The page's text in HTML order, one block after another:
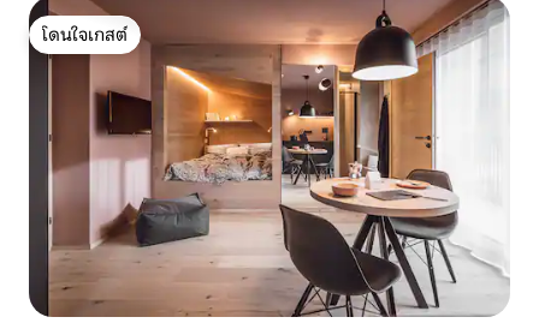
โดนใจเกสต์
โดนใจเกสต์